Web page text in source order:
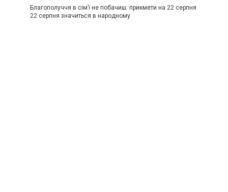
Благополуччя в сім’ї не побачиш: прикмети на 22 серпня
22 серпня значиться в народному